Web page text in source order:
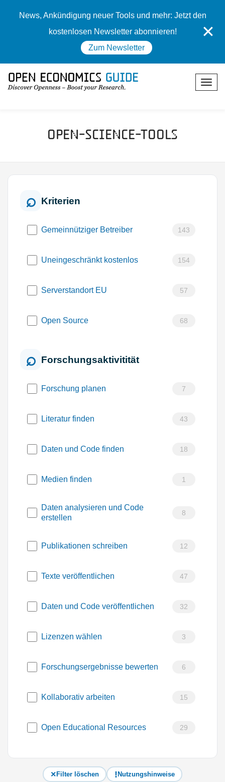
News, Ankündigung neuer Tools und mehr: Jetzt den
kostenlosen Newsletter abonnieren!
Zum Newsletter
✕
Open-Science-Tools
Kriterien
Gemeinnütziger Betreiber 143
Uneingeschränkt kostenlos 154
Serverstandort EU 57
Open Source 68
Forschungsaktivitität
Forschung planen 7
Literatur finden 43
Daten und Code finden 18
Medien finden 1
Daten analysieren und Code
erstellen
8
Publikationen schreiben 12
Texte veröffentlichen 47
Daten und Code veröffentlichen 32
Lizenzen wählen 3
Forschungsergebnisse bewerten 6
Kollaborativ arbeiten 15
Open Educational Resources 29
Filter löschen Nutzungshinweise